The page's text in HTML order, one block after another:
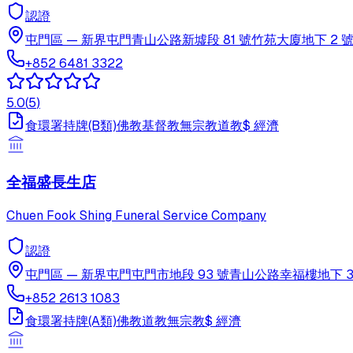
認證
屯門區 — 新界屯門青山公路新墟段 81 號竹苑大廈地下 2
+852 6481 3322
5.0(5)
食環署持牌(B類)佛教基督教無宗教道教$ 經濟
全福盛長生店
Chuen Fook Shing Funeral Service Company
認證
屯門區 — 新界屯門屯門市地段 93 號青山公路幸福樓地下
+852 2613 1083
食環署持牌(A類)佛教道教無宗教$ 經濟